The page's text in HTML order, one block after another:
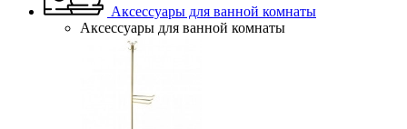
Аксессуары для ванной комнаты
Аксессуары для ванной комнаты